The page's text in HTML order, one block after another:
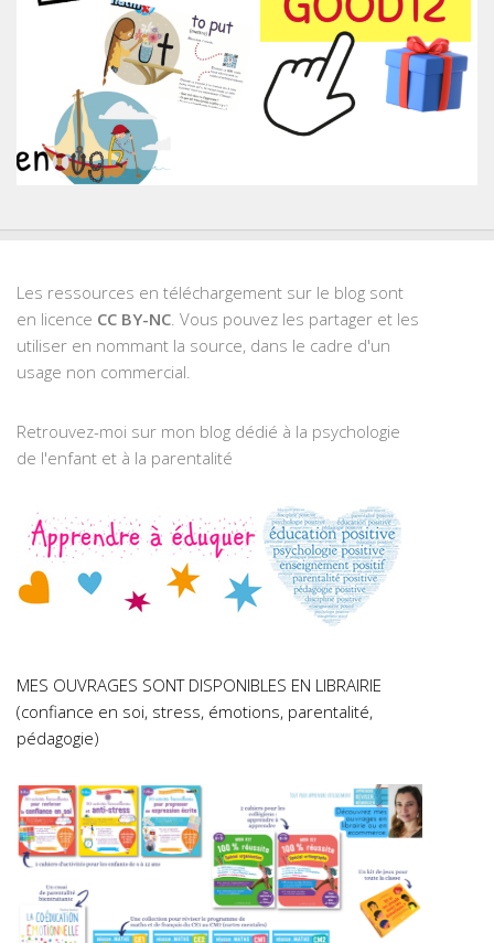
Les ressources en téléchargement sur le blog sont
en licence CC BY-NC . Vous pouvez les partager et les
utiliser en nommant la source, dans le cadre d'un
usage non commercial.
Retrouvez-moi sur mon blog dédié à la psychologie
de l'enfant et à la parentalité
MES OUVRAGES SONT DISPONIBLES EN LIBRAIRIE
(confiance en soi, stress, émotions, parentalité,
pédagogie)